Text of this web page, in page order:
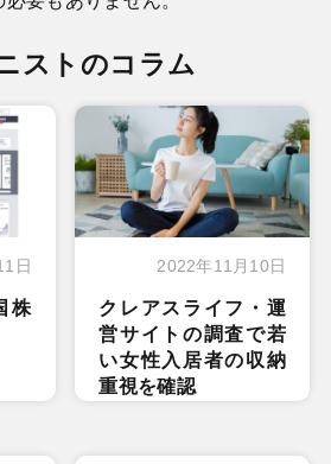
ストのコラム
日
株
2022年11月10日
クレアスライフ・運
営サイトの調査で若
い女性入居者の収納
重視を確認